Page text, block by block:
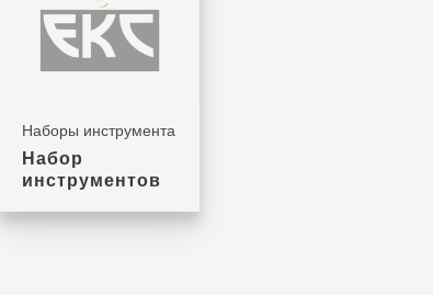
Наборы инструмента
Набор
инструментов